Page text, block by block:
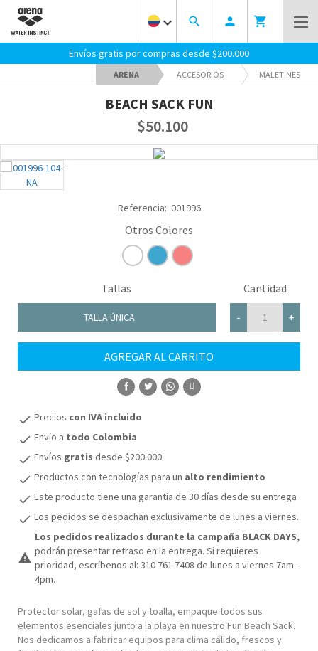
keyboard_arrow_down search person shopping_cart
Envíos gratis por compras desde $200.000
ARENA ACCESORIOS MALETINES
BEACH SACK FUN
$50.100
Referencia: 001996
Protector solar, gafas de sol y toalla, empaque todos sus
elementos esenciales junto a la playa en nuestro Fun Beach Sack.
Nos dedicamos a fabricar equipos para clima cálido, frescos y
Tallas
TALLA ÚNICA
Cantidad
- +
AGREGAR AL CARRITO
COMPRAR
check Precios con IVA incluido
check Envío a todo Colombia
check Envíos gratis desde $200.000
check Productos con tecnologías para un alto rendimiento
check Este producto tiene una garantía de 30 días desde su entrega
check Los pedidos se despachan exclusivamente de lunes a viernes.
warning
Los pedidos realizados durante la campaña BLACK DAYS,
podrán presentar retraso en la entrega. Si requieres
prioridad, escríbenos al: 310 761 7408 de lunes a viernes 7am-
4pm.